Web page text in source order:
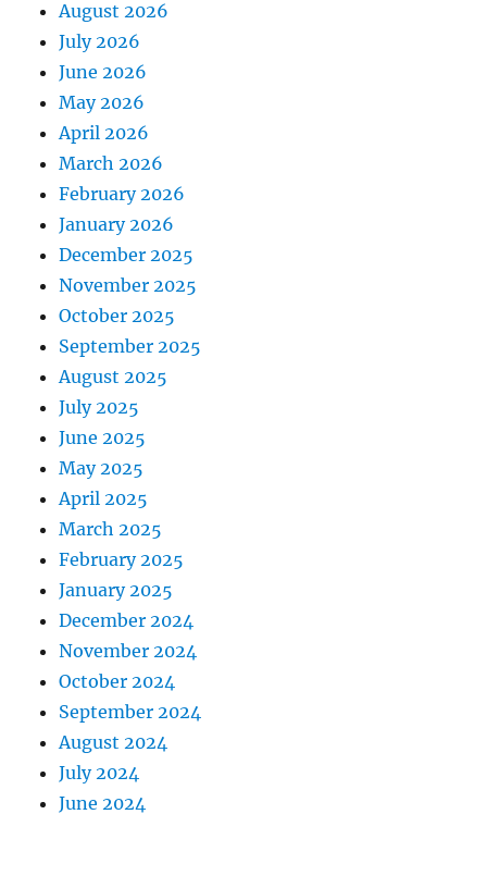
August 2026
July 2026
June 2026
May 2026
April 2026
March 2026
February 2026
January 2026
December 2025
November 2025
October 2025
September 2025
August 2025
July 2025
June 2025
May 2025
April 2025
March 2025
February 2025
January 2025
December 2024
November 2024
October 2024
September 2024
August 2024
July 2024
June 2024